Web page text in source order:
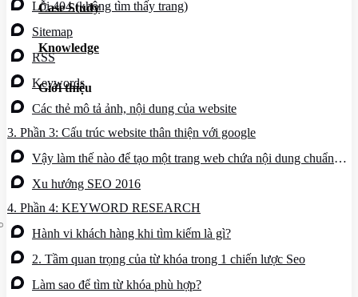
Dịch vụ chăm sóc website
Case Study
Knowledge
Giới thiệu
Giới thiệu
Tin tức
Liên hệ
Lỗi 404 (không tìm thấy trang)
Sitemap
RSS
Keywords
Các thẻ mô tả ảnh, nội dung của website
3. Phần 3: Cấu trúc website thân thiện với google
Vậy làm thế nào để tạo một trang web chứa nội dung chuẩn
theo tiêu chí của google?
Xu hướng SEO 2016
4. Phần 4: KEYWORD RESEARCH
Hành vi khách hàng khi tìm kiếm là gì?
2. Tầm quan trọng của từ khóa trong 1 chiến lược Seo
Làm sao để tìm từ khóa phù hợp?